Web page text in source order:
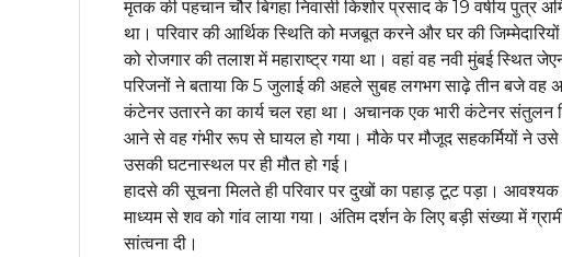
मृतक की पहचान चौर बिगहा निवासी किशोर प्रसाद के 19 वर्षीय पुत्र
था। परिवार की आर्थिक स्थिति को मजबूत करने और घर की
को रोजगार की तलाश में महाराष्ट्र गया था। वहां वह नवी मुंबई स्थित
परिजनों ने बताया कि 5 जुलाई की अहले सुबह लगभग साढ़े तीन बजे वह
कंटेनर उतारने का कार्य चल रहा था। अचानक एक भारी कंटेनर
आने से वह गंभीर रूप से घायल हो गया। मौके पर मौजूद सहकर्मियों ने
उसकी घटनास्थल पर ही मौत हो गई।
हादसे की सूचना मिलते ही परिवार पर दुखों का पहाड़ टूट पड़ा।
माध्यम से शव को गांव लाया गया। अंतिम दर्शन के लिए बड़ी संख्या में
सांत्वना दी।